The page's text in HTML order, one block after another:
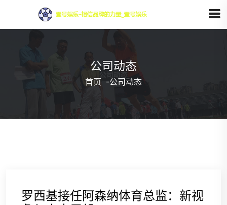
公司动态
首页 -公司动态
罗西基接任阿森纳体育总监：新视